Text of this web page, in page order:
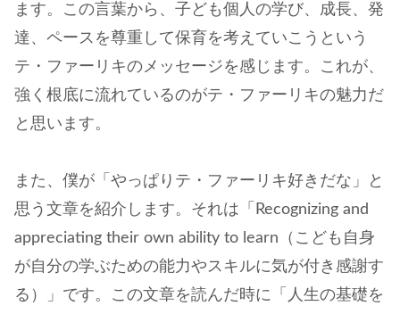
ます。この言葉から、子ども個人の学び、成長、発
達、ペースを尊重して保育を考えていこうという
テ・ファーリキのメッセージを感じます。これが、
強く根底に流れているのがテ・ファーリキの魅力だ
と思います。
また、僕が「やっぱりテ・ファーリキ好きだな」と
思う文章を紹介します。それは「Recognizing and
appreciating their own ability to learn（こども自身
が自分の学ぶための能力やスキルに気が付き感謝す
る）」です。この文章を読んだ時に「人生の基礎を